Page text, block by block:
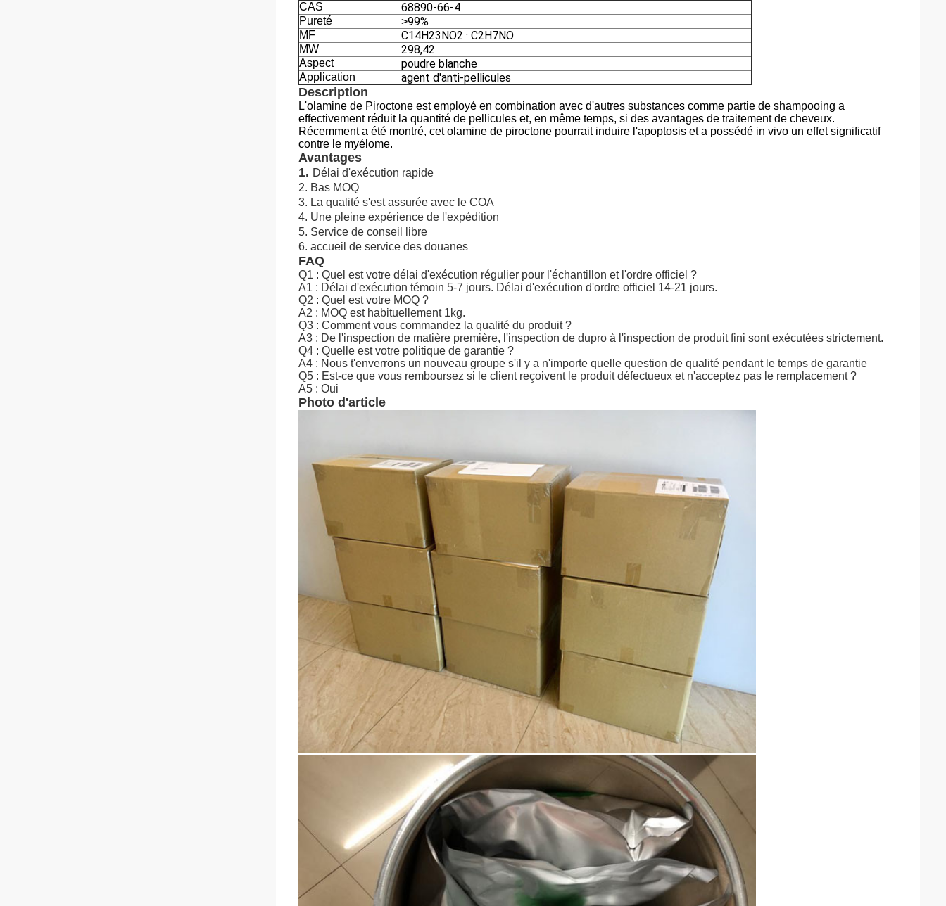
CAS 68890-66-4
Pureté >99%
MF C14H23NO2 · C2H7NO
MW 298,42
Aspect poudre blanche
Application agent d'anti-pellicules
Description
L'olamine de Piroctone est employé en combination avec d'autres substances comme partie de shampooing a
effectivement réduit la quantité de pellicules et, en même temps, si des avantages de traitement de cheveux.
Récemment a été montré, cet olamine de piroctone pourrait induire l'apoptosis et a possédé in vivo un effet significatif
contre le myélome.
Avantages
1. Délai d'exécution rapide
2. Bas MOQ
3. La qualité s'est assurée avec le COA
4. Une pleine expérience de l'expédition
5. Service de conseil libre
6. accueil de service des douanes
FAQ
Q1 : Quel est votre délai d'exécution régulier pour l'échantillon et l'ordre officiel ?
A1 : Délai d'exécution témoin 5-7 jours. Délai d'exécution d'ordre officiel 14-21 jours.
Q2 : Quel est votre MOQ ?
A2 : MOQ est habituellement 1kg.
Q3 : Comment vous commandez la qualité du produit ?
A3 : De l'inspection de matière première, l'inspection de dupro à l'inspection de produit fini sont exécutées strictement.
Q4 : Quelle est votre politique de garantie ?
A4 : Nous t'enverrons un nouveau groupe s'il y a n'importe quelle question de qualité pendant le temps de garantie
Q5 : Est-ce que vous remboursez si le client reçoivent le produit défectueux et n'acceptez pas le remplacement ?
A5 : Oui
Photo d'article